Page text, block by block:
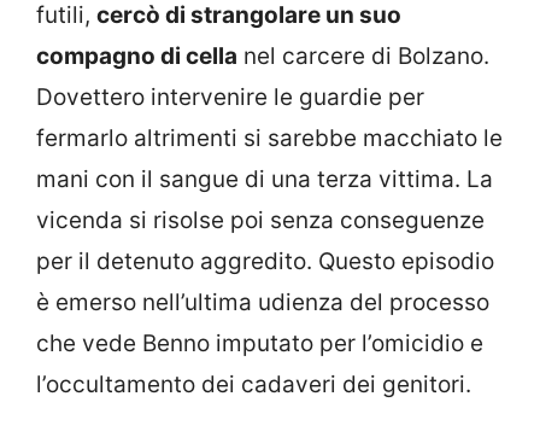
futili, cercò di strangolare un suo
compagno di cella nel carcere di Bolzano.
Dovettero intervenire le guardie per
fermarlo altrimenti si sarebbe macchiato le
mani con il sangue di una terza vittima. La
vicenda si risolse poi senza conseguenze
per il detenuto aggredito. Questo episodio
è emerso nell’ultima udienza del processo
che vede Benno imputato per l’omicidio e
l’occultamento dei cadaveri dei genitori.